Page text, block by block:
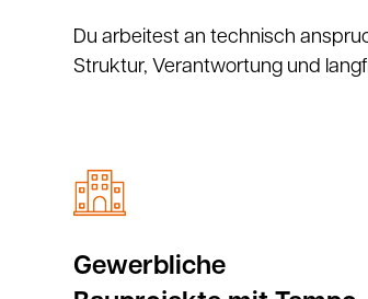
Du arbeitest an technisch
Struktur, Verantwortung und
Gewerbliche